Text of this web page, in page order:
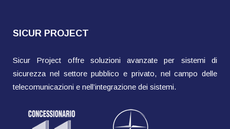
SICUR PROJECT
Sicur Project offre soluzioni avanzate per sistemi di
sicurezza nel settore pubblico e privato, nel campo delle
telecomunicazioni e nell’integrazione dei sistemi.